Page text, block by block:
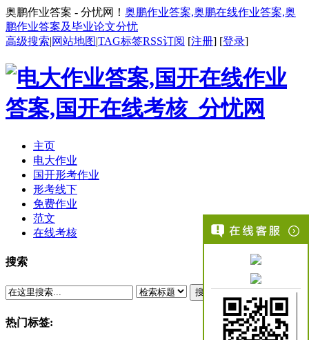
奥鹏作业答案 - 分忧网！ 奥鹏作业答案,奥鹏在线作业答案,奥
鹏作业答案及毕业论文分忧
高级搜索|网站地图|TAG标签RSS订阅 [注册] [登录]
主页
电大作业
国开形考作业
形考线下
免费作业
范文
在线考核
搜索
搜索
热门标签: